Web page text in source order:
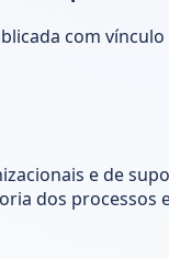
com
e de
dos processos